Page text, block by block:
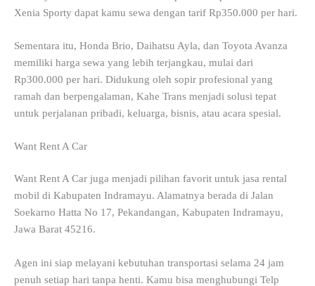
Xenia Sporty dapat kamu sewa dengan tarif Rp350.000 per hari.
Sementara itu, Honda Brio, Daihatsu Ayla, dan Toyota Avanza
memiliki harga sewa yang lebih terjangkau, mulai dari
Rp300.000 per hari. Didukung oleh sopir profesional yang
ramah dan berpengalaman, Kahe Trans menjadi solusi tepat
untuk perjalanan pribadi, keluarga, bisnis, atau acara spesial.
Want Rent A Car
Want Rent A Car juga menjadi pilihan favorit untuk jasa rental
mobil di Kabupaten Indramayu. Alamatnya berada di Jalan
Soekarno Hatta No 17, Pekandangan, Kabupaten Indramayu,
Jawa Barat 45216.
Agen ini siap melayani kebutuhan transportasi selama 24 jam
penuh setiap hari tanpa henti. Kamu bisa menghubungi Telp